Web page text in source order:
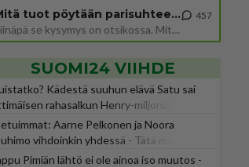
Mitä tuot pöytään parisuhteessa?
Siinäpä se kysymys on otsikossa. Mitäpä siis tuot/toisit pöytään parisuhteessa? Oletko mies vai nainen? Koetko sen mitä
457
SUOMI24 VIIHDE
Kädestä suuhun elävä Satu sai
rahasalkun Henry-miljonääriltä
Aarne Pelkonen ja Noora
vihdoinkin yhdessä - Tätä moni jo
Pimiän lähtö ei ole ainoa iso muutos -